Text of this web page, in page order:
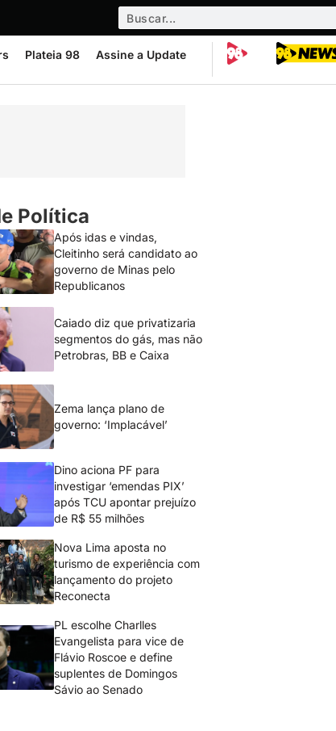
Plateia 98 Assine a Update
Política
Após idas e vindas,
Cleitinho será candidato ao
governo de Minas pelo
Republicanos
Caiado diz que privatizaria
segmentos do gás, mas não
Petrobras, BB e Caixa
Zema lança plano de
governo: ‘Implacável’
Dino aciona PF para
investigar ‘emendas PIX’
após TCU apontar prejuízo
de R$ 55 milhões
Nova Lima aposta no
turismo de experiência com
lançamento do projeto
Reconecta
PL escolhe Charlles
Evangelista para vice de
Flávio Roscoe e define
suplentes de Domingos
Sávio ao Senado